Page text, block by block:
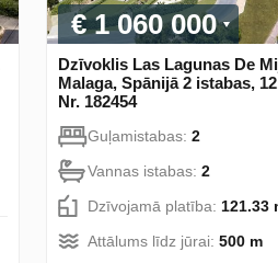
€ 1 060 000
Dzīvoklis Las Lagunas De
Malaga, Spānijā 2 istabas,
Nr. 182454
Guļamistabas: 2
Vannas istabas: 2
Dzīvojamā platība: 121.33
Attālums līdz jūrai: 500 m